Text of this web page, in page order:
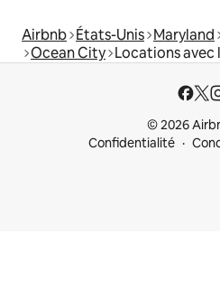
Airbnb États-Unis Maryland
Ocean City Locations
© 2026
Confidentialité